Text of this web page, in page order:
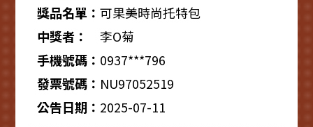
可果美時尚托特包
李O菊
0937***796
NU97052519
2025-07-11